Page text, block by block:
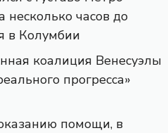
часов до
в Колумбии
коалиция Венесуэлы
прогресса»
помощи, в